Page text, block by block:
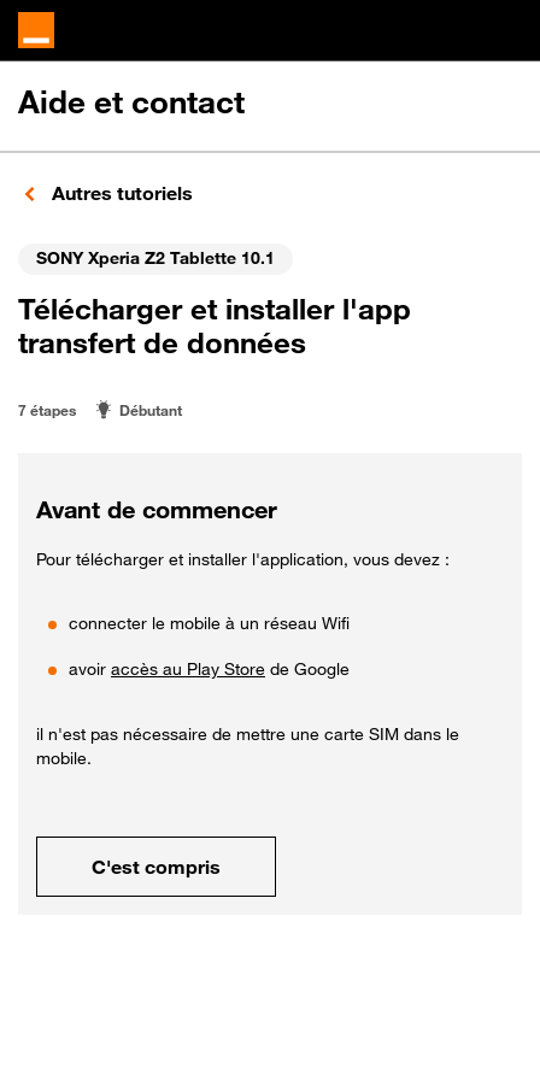
Aide et contact
Autres tutoriels
SONY Xperia Z2 Tablette 10.1
Télécharger et installer l'app
transfert de données
7 étapes Débutant
Avant de commencer
Pour télécharger et installer l'application, vous devez :
connecter le mobile à un réseau Wifi
avoir accès au Play Store de Google
il n'est pas nécessaire de mettre une carte SIM dans le
mobile.
C'est compris